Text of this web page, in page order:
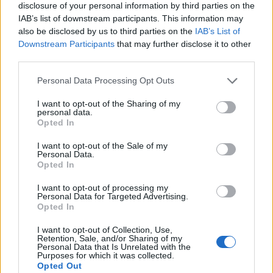
disclosure of your personal information by third parties on the
IAB’s list of downstream participants. This information may
also be disclosed by us to third parties on the IAB’s List of
Downstream Participants that may further disclose it to other
Personal Data Processing Opt Outs
I want to opt-out of the Sharing of my
personal data.
Opted In
I want to opt-out of the Sale of my
Personal Data.
Opted In
I want to opt-out of processing my
Personal Data for Targeted Advertising.
Opted In
I want to opt-out of Collection, Use,
Retention, Sale, and/or Sharing of my
Personal Data that Is Unrelated with the
Purposes for which it was collected.
Opted Out
ΣΤΗΝ ΙΔΙΑ ΚΑΤΗΓΟΡΙΑ
Δικογραφία σε βάρος 23χρονου
για τροχαίο στην Πέτρα
Το αυτοκίνητο προσέκρουσε σε
περίφραξη και προστατευτικές
μπάρες – Ο οδηγός φέρεται να
εγκατέλειψε το σημείο
ΕΚΠΑΙΔΕΥΣΗ
ΓΕΛ Μυτιλήνης σε πρόγραμμα
Erasmus+ στην Κρακοβία
Επιμόρφωση σε σύγχρονες
εφαρμογές τεχνητής νοημοσύνης
και πρακτικές συμπεριληπτικής
εκπαίδευσης